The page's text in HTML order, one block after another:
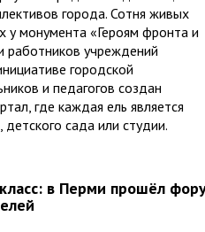
города. Сотня живых
у монумента «Героям фронта и
работников учреждений
городской
и педагогов создан
где каждая ель является
сада или студии.
в Перми прошёл